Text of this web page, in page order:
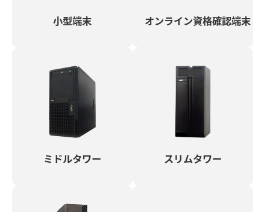
小型端末 オンライン資格確認端末
ミドルタワー スリムタワー